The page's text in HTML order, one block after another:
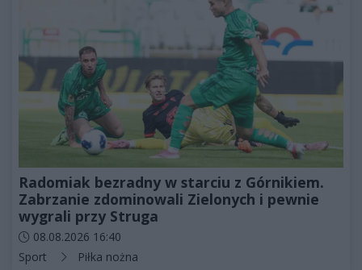
Radomiak bezradny w starciu z Górnikiem.
Zabrzanie zdominowali Zielonych i pewnie
wygrali przy Struga
Data dodania artykułu:
08.08.2026 16:40
Kategorie artykułu:
Sport Piłka nożna